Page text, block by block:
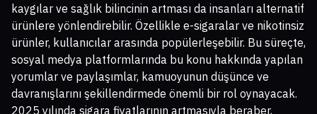
kaygılar ve sağlık bilincinin artması da insanları alternatif
ürünlere yönlendirebilir. Özellikle e-sigaralar ve nikotinsiz
ürünler, kullanıcılar arasında popülerleşebilir. Bu süreçte,
sosyal medya platformlarında bu konu hakkında yapılan
yorumlar ve paylaşımlar, kamuoyunun düşünce ve
davranışlarını şekillendirmede önemli bir rol oynayacak.
2025 yılında sigara fiyatlarının artmasıyla beraber,